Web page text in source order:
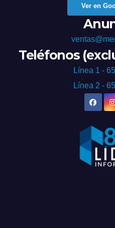
Ver en
Teléfonos
Línea 1 -
Línea 2 -